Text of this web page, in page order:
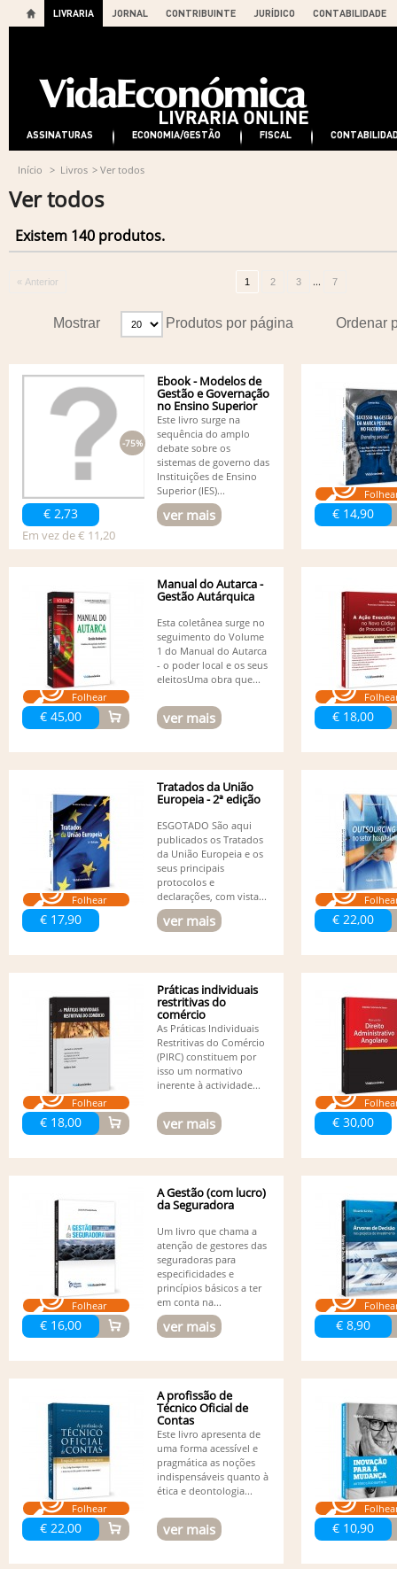
LIVRARIA JORNAL CONTRIBUINTE JURÍDICO CONTABILIDADE
ASSINATURAS ECONOMIA/GESTÃO FISCAL
Início > Livros > Ver todos
Ver todos
Existem 140 produtos.
« Anterior 1 2 3 ... 7
Ordenar
Mostrar Produtos por página
€ 2,73
Em vez de € 11,20
-75%
Ebook - Modelos de
Gestão e Governação
no Ensino Superior
Este livro surge na
sequência do amplo
debate sobre os
sistemas de governo das
Instituições de Ensino
Superior (IES)...
ver mais € 14,90
Folhear
€ 45,00
Manual do Autarca -
Gestão Autárquica
Esta coletânea surge no
seguimento do Volume
1 do Manual do Autarca
- o poder local e os seus
eleitosUma obra que...
ver mais € 18,00
Folhear
€ 17,90
Tratados da União
Europeia - 2ª edição
ESGOTADO São aqui
publicados os Tratados
da União Europeia e os
seus principais
protocolos e
declarações, com vista...
ver mais € 22,00
Folhear
€ 18,00
Práticas individuais
restritivas do
comércio
As Práticas Individuais
Restritivas do Comércio
(PIRC) constituem por
isso um normativo
inerente à actividade...
ver mais € 30,00
Folhear
€ 16,00
A Gestão (com lucro)
da Seguradora
Um livro que chama a
atenção de gestores das
seguradoras para
especificidades e
princípios básicos a ter
em conta na...
ver mais € 8,90
Folhear
€ 22,00
A profissão de
Técnico Oficial de
Contas
Este livro apresenta de
uma forma acessível e
pragmática as noções
indispensáveis quanto à
ética e deontologia...
ver mais € 10,90